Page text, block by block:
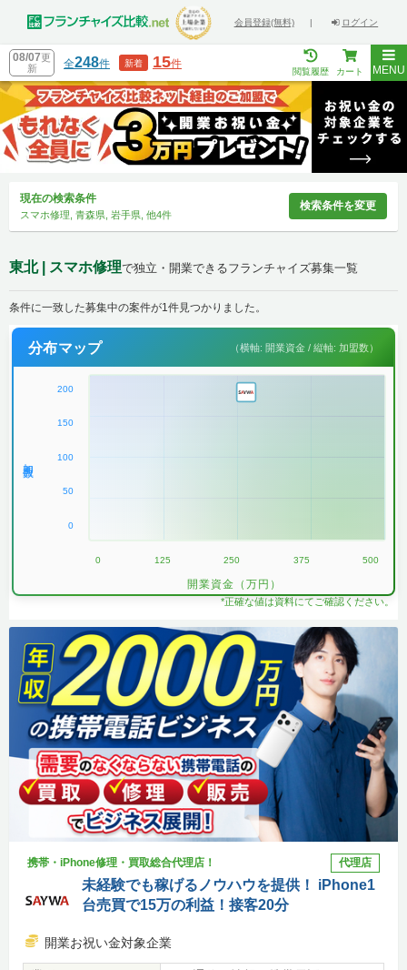
会員登録(無料) | ログイン
08/07更
新
全248件 新着 15件
閲覧履歴 カート MENU
現在の検索条件
スマホ修理, 青森県, 岩手県, 他4件
検索条件を変更
東北 | スマホ修理で独立・開業できるフランチャイズ募集一覧
条件に一致した募集中の案件が1件見つかりました。
分布マップ （横軸: 開業資金 / 縦軸: 加盟数）
200
150
100
50
0
0 125 250 375 500
開業資金（万円）
*正確な値は資料にてご確認ください。
携帯・iPhone修理・買取総合代理店！ 代理店
未経験でも稼げるノウハウを提供！ iPhone1
台売買で15万の利益！接客20分
開業お祝い金対象企業